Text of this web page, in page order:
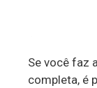
Se você faz
completa, é